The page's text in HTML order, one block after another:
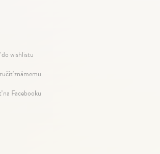
wishlistu
známemu
na Facebooku